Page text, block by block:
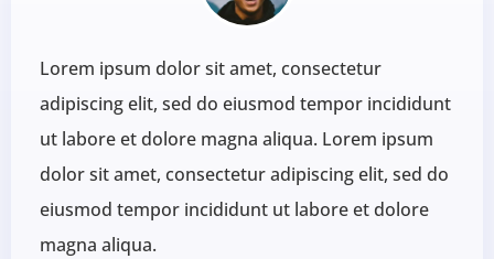
Lorem ipsum dolor sit amet, consectetur
adipiscing elit, sed do eiusmod tempor incididunt
ut labore et dolore magna aliqua. Lorem ipsum
dolor sit amet, consectetur adipiscing elit, sed do
eiusmod tempor incididunt ut labore et dolore
magna aliqua.